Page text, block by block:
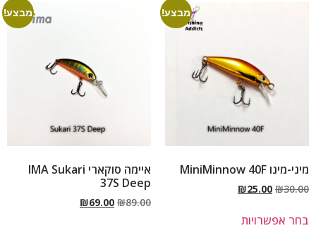
מבצע!
מיני-מינו MiniMinnow 40F
₪30.00
₪25.00
בחר אפשרויות
מבצע!
איימה סוקארי IMA Sukari
37S Deep
₪89.00
₪69.00